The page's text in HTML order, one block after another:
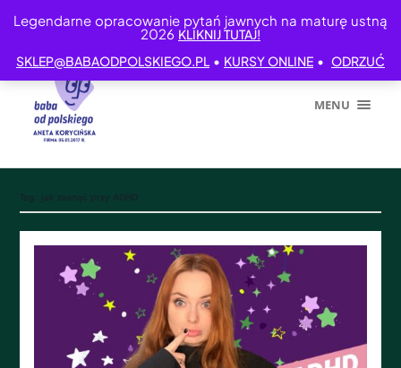
Legendarne opracowanie pytań jawnych na maturę ustną
2026 KLIKNIJ TUTAJ!
SKLEP@BABAODPOLSKIEGO.PL • KURSY ONLINE • ODRZUĆ
MENU